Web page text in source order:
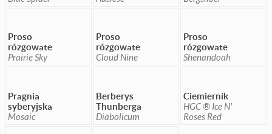
Proso
rózgowate
Prairie Sky
Proso
rózgowate
Cloud Nine
Proso
rózgowate
Shenandoah
Pragnia
syberyjska
Mosaic
Berberys
Thunberga
Diabolicum
Ciemiernik
HGC ® Ice N'
Roses Red